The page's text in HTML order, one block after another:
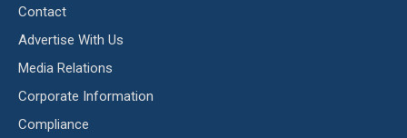
Contact
Advertise With Us
Media Relations
Corporate Information
Compliance